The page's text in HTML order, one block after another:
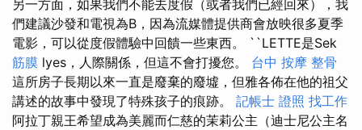
另一方面，如果我們不能去度假（或者我們已經回來），我
們建議沙發和電視為B，因為流媒體提供商會放映很多夏季
電影，可以從度假體驗中回饋一些東西。 ``LETTE是Sek
筋膜 lyes，人際關係，但這不會打擾您。 台中 按摩 整骨
這所房子長期以來一直是廢棄的廢墟，但雅各佈在他的祖父
講述的故事中發現了特殊孩子的痕跡。 記帳士 證照 找工作
阿拉丁親王希望成為美麗而仁慈的茉莉公主（迪士尼公主名